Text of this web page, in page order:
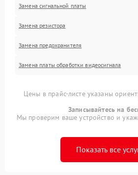
Замена сигнальной платы
Замена резистора
Замена предохранителя
Замена платы обработки видеосигнала
Цены в прайс-листе указаны
Записывайтесь на
Мы проверим ваше устройство и
Показать все